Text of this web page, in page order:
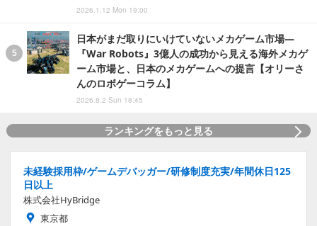
2026.1.12 Mon 19:00
日本がまだ取りにいけていないメカゲーム市場―
『War Robots』3億人の成功から見える海外メカゲ
ーム市場と、日本のメカゲームへの提言【オリーさ
んのロボゲーコラム】
2026.8.2 Sun 18:45
ランキングをもっと見る
未経験採用枠/ゲームデバッガー/研修制度充実/年間休日125
日以上
株式会社HyBridge
東京都